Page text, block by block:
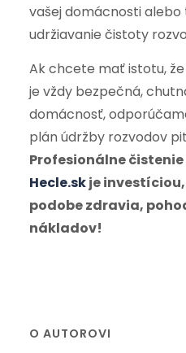
vašej domácnosti
udržiavanie čistoty
Ak chcete mať istotu,
je vždy bezpečná,
domácnosť,
plán údržby rozvodov
Profesionálne
Hecle.skje
podobe zdravia,
nákladov!
O AUTOROVI